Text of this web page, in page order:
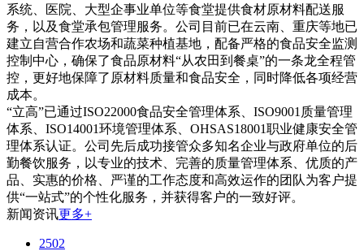
系统、医院、大型企事业单位等食堂提供食材原材料配送服
务，以及食堂承包管理服务。公司目前已在云南、重庆等地已
建立自营合作农场和蔬菜种植基地，配备严格的食品安全监测
控制中心，确保了食品原材料“从农田到餐桌”的一条龙全程管
控，更好地保障了原材料质量和食品安全，同时降低各项经营
成本。
“立高”已通过ISO22000食品安全管理体系、ISO9001质量管理
体系、ISO14001环境管理体系、OHSAS18001职业健康安全管
理体系认证。公司先后成功接管众多知名企业与政府单位的后
勤餐饮服务，以专业的技术、完善的质量管理体系、优质的产
品、实惠的价格、严谨的工作态度和高效运作的团队为客户提
供“一站式”的个性化服务，并获得客户的一致好评。
新闻资讯更多+
2502